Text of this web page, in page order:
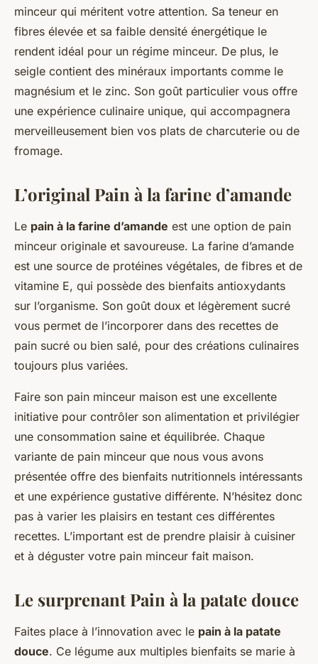
minceur qui méritent votre attention. Sa teneur en
fibres élevée et sa faible densité énergétique le
rendent idéal pour un régime minceur. De plus, le
seigle contient des minéraux importants comme le
magnésium et le zinc. Son goût particulier vous offre
une expérience culinaire unique, qui accompagnera
merveilleusement bien vos plats de charcuterie ou de
fromage.
L’original Pain à la farine d’amande
Le pain à la farine d’amande est une option de pain
minceur originale et savoureuse. La farine d’amande
est une source de protéines végétales, de fibres et de
vitamine E, qui possède des bienfaits antioxydants
sur l’organisme. Son goût doux et légèrement sucré
vous permet de l’incorporer dans des recettes de
pain sucré ou bien salé, pour des créations culinaires
toujours plus variées.
Faire son pain minceur maison est une excellente
initiative pour contrôler son alimentation et privilégier
une consommation saine et équilibrée. Chaque
variante de pain minceur que nous vous avons
présentée offre des bienfaits nutritionnels intéressants
et une expérience gustative différente. N’hésitez donc
pas à varier les plaisirs en testant ces différentes
recettes. L’important est de prendre plaisir à cuisiner
et à déguster votre pain minceur fait maison.
Le surprenant Pain à la patate douce
Faites place à l’innovation avec le pain à la patate
douce. Ce légume aux multiples bienfaits se marie à